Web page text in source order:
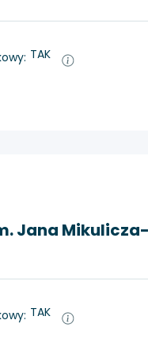
TAK
Jana Mikulicza-
TAK